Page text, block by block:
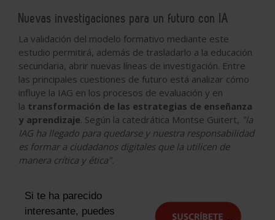
Nuevas investigaciones para un futuro con IA
La validación del modelo formativo mediante este
estudio permitirá, además de trasladarlo a la educación
secundaria, abrir nuevas líneas de investigación. Entre
las principales cuestiones de futuro está analizar cómo
influye la IAG en los procesos de evaluación y en
la transformación de las estrategias de enseñanza
y aprendizaje. Según la catedrática Montse Guitert, "la
IAG ha llegado para quedarse y nuestra responsabilidad
es formar a ciudadanos digitales que la utilicen de
manera crítica y ética".
Si te ha parecido
interesante, puedes